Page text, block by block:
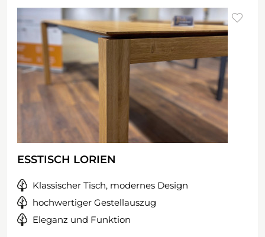
ESSTISCH LORIEN
Klassischer Tisch, modernes Design
hochwertiger Gestellauszug
Eleganz und Funktion